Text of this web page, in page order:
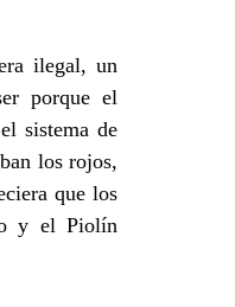
ilegal, un
porque el
sistema de
los rojos,
que los
y el Piolín